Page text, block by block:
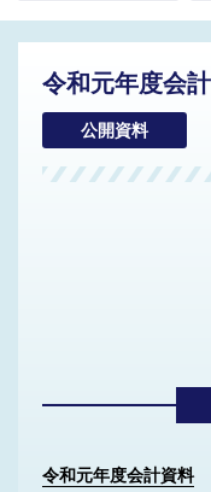
令和元年度会
公開資料
令和元年度会計資料